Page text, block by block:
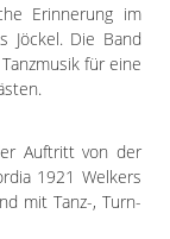
Erinnerung im
Jöckel. Die Band
für eine
Auftritt von der
1921 Welkers
mit Tanz-, Turn-